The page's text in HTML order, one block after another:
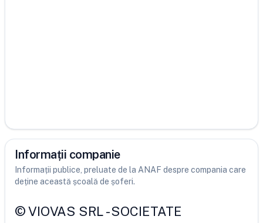
Informații companie
Informații publice, preluate de la ANAF despre compania care
deține această școală de șoferi.
©VIOVAS SRL-SOCIETATE